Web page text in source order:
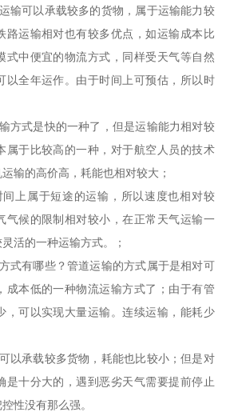
输可以承载较多的货物，属于运输能力较
路运输相对也有较多优点，如运输成本比
式中便宜的物流方式，同样受天气等自然
以全年运作。由于时间上可预估，所以时
方式是快的一种了，但是运输能力相对较
属于比较高的一种，对于航空人员的技术
输的高价高，耗能也相对较大；
上属于短途的运输，所以速度也相对较
气候的限制相对较小，在正常天气运输一
活的一种运输方式。；
式有哪些？管道运输的方式属于是相对可
成本低的一种物流运输方式了；由于有管
，可以实现大量运输。连续运输，能耗少
以承载较多货物，耗能也比较小；但是对
是十分大的，遇到恶劣天气需要提前停止
性没有那么强。